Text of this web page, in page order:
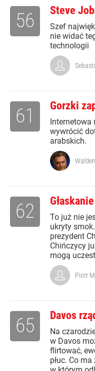
Steve
Szef
nie widać
technologii
56
Gorzki
Internetowa
wywrócić
arabskich.
61
To już nie
ukryty
prezydent
Chińczycy
mogą
62
Piotr
Davos
Na
w Davos
flirtować,
płuc. Co
65